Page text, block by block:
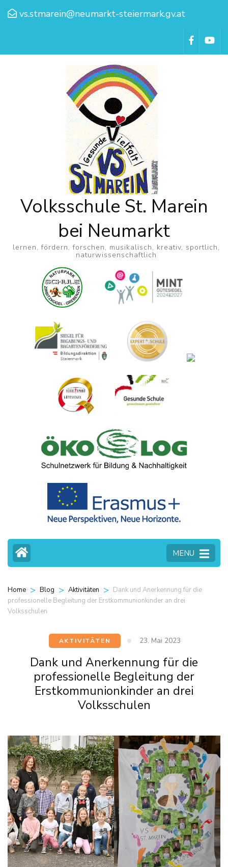
vs.stmarein@neumarkt-steiermark.gv.at
Volksschule St. Marein
bei Neumarkt
lernen, fördern, forschen, musikalisch, kreativ, sportlich,
naturwissenschaftlich
MENU
Home > Blog > Aktivitäten > Dank und Anerkennung für die
professionelle Begleitung der Erstkommunionkinder an drei
Volksschulen
AKTIVITÄTEN 23. Mai 2023
Dank und Anerkennung für die
professionelle Begleitung der
Erstkommunionkinder an drei
Volksschulen